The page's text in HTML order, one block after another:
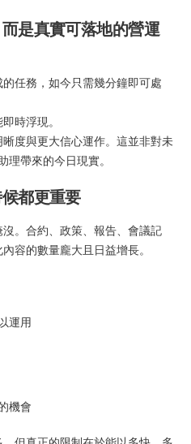
是真實可落地的營運
任務，如今只需幾分鐘即可處
時浮現。
度與更大信心運作。這並非對未
帶來的今日現實。
都更重要
。合約、政策、報告、會議記
容的數量龐大且日益增長。
運用
機會